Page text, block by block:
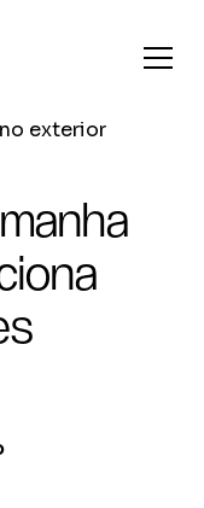
exterior